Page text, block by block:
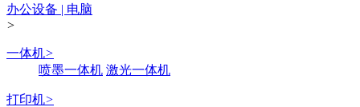
办公设备 | 电脑
>
一体机>
喷墨一体机 激光一体机
打印机>